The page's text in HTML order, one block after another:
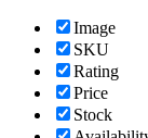
Image
SKU
Rating
Price
Stock